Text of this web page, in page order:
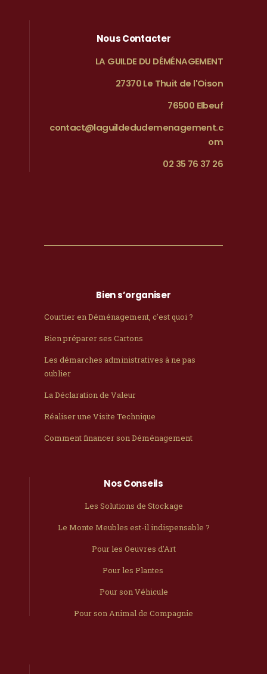
Nous Contacter
LA GUILDE DU DÉMÉNAGEMENT
27370 Le Thuit de l'Oison
76500 Elbeuf
contact@laguildedudemenagement.c
om
02 35 76 37 26
Bien s’organiser
Courtier en Déménagement, c'est quoi ?
Bien préparer ses Cartons
Les démarches administratives à ne pas
oublier
La Déclaration de Valeur
Réaliser une Visite Technique
Comment financer son Déménagement
Nos Conseils
Les Solutions de Stockage
Le Monte Meubles est-il indispensable ?
Pour les Oeuvres d'Art
Pour les Plantes
Pour son Véhicule
Pour son Animal de Compagnie